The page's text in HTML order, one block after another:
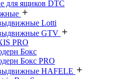
для ящиков DTC
Lotti
GTV
PRO
Бокс
Бокс PRO
HAFELE